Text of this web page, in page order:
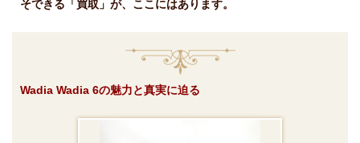
そできる「買取」が、ここにはあります。
Wadia Wadia 6の魅力と真実に迫る